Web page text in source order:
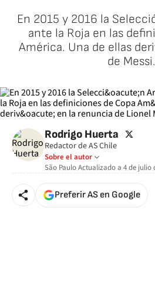
En 2015 y 2016 la
ante la Roja en las
América. Una de ellas
de Messi.
Rodrigo Huerta twitter
Redactor de AS Chile
Sobre el autor
São PauloActualizado a 4 de julio
Preferir AS en Google